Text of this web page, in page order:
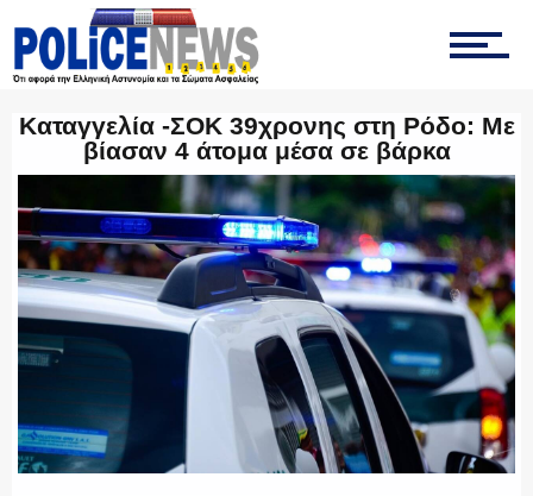
ΤΡΟΧΑΙΑ
ΟΜΑΔΑ “Ζ”
Καταγγελία -ΣΟΚ 39χρονης στη Ρόδο: Με
βίασαν 4 άτομα μέσα σε βάρκα